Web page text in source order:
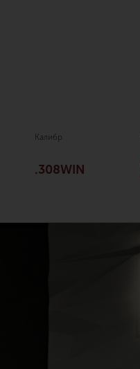
Калибр
.308WIN